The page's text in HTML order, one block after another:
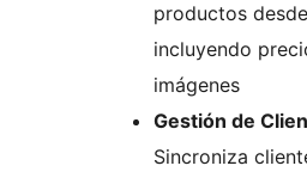
productos
incluyendo
imágenes
Gestión de
Sincroniza